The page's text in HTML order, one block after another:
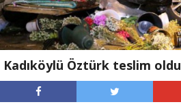
Kadıköylü Öztürk teslim oldu